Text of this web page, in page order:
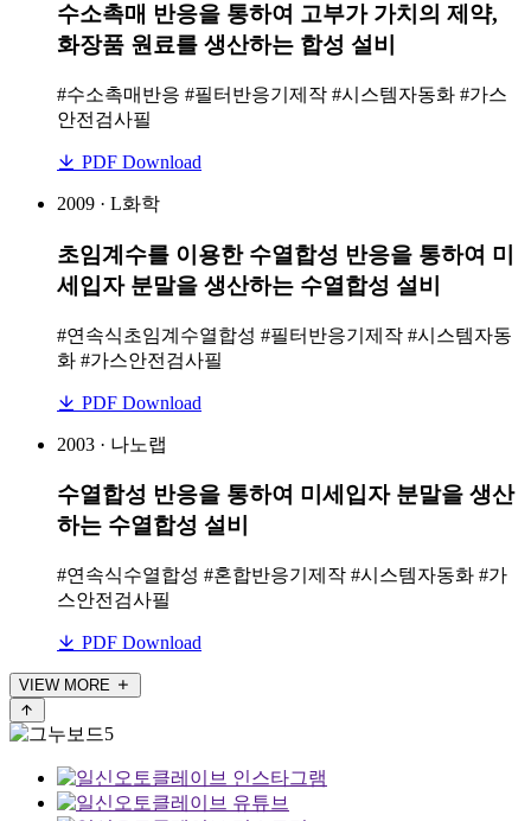
수소촉매 반응을 통하여 고부가 가치의 제약,
화장품 원료를 생산하는 합성 설비
#수소촉매반응 #필터반응기제작 #시스템자동화 #가스
안전검사필
PDF Download
2009 · L화학
초임계수를 이용한 수열합성 반응을 통하여 미
세입자 분말을 생산하는 수열합성 설비
#연속식초임계수열합성 #필터반응기제작 #시스템자동
화 #가스안전검사필
PDF Download
2003 · 나노랩
수열합성 반응을 통하여 미세입자 분말을 생산
하는 수열합성 설비
#연속식수열합성 #혼합반응기제작 #시스템자동화 #가
스안전검사필
PDF Download
VIEW MORE